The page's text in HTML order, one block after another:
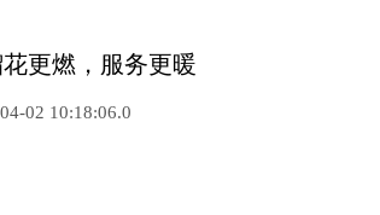
更燃，服务更暖
02 10:18:06.0